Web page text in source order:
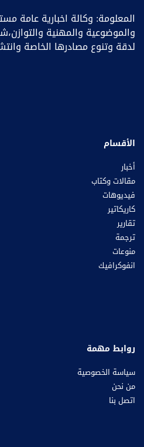
المعلومة: وكالة اخبارية عامة
والموضوعية والمهنية
لدقة وتنوع مصادرها الخاصة
الأقسام
أخبار
مقالات وكتاب
فيديوهات
كاريكاتير
تقارير
ترجمة
منوعات
انفوكرافيك
روابط مهمة
سياسة الخصوصية
من نحن
اتصل بنا